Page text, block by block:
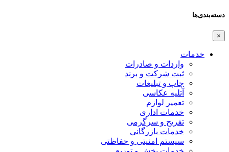
دسته‌بندی‌ها
×
خدمات
واردات و صادرات
ثبت شرکت و برند
چاپ و تبلیغات
آتلیه عکاسی
تعمیر لوازم
خدمات اداری
تفریح و سرگرمی
خدمات بازرگانی
سیستم امنیتی و حفاظتی